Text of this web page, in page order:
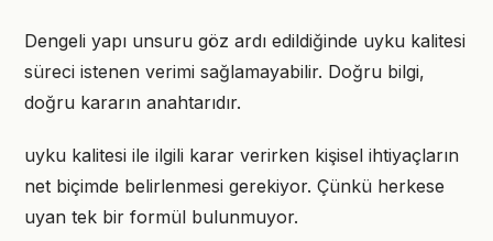
Dengeli yapı unsuru göz ardı edildiğinde uyku kalitesi
süreci istenen verimi sağlamayabilir. Doğru bilgi,
doğru kararın anahtarıdır.
uyku kalitesi ile ilgili karar verirken kişisel ihtiyaçların
net biçimde belirlenmesi gerekiyor. Çünkü herkese
uyan tek bir formül bulunmuyor.